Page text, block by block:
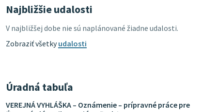
Najbližšie udalosti
V najbližšej dobe nie sú naplánované žiadne udalosti.
Zobraziť všetkyudalosti
Úradná tabuľa
VEREJNÁ VYHLÁŠKA – Oznámenie – prípravné práce pre